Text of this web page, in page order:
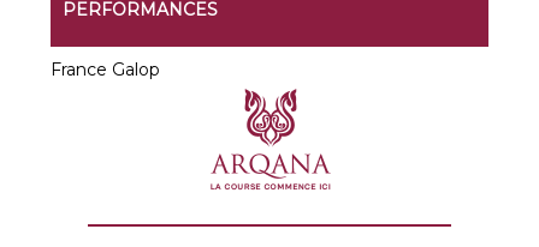
PERFORMANCES
France Galop